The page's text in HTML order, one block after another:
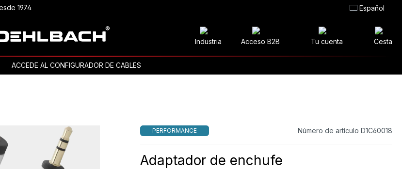
1974 Español
Industria Acceso B2B Tu cuenta Cesta
ACCEDE AL CONFIGURADOR DE CABLES
PERFORMANCE Número de artículo D1C60018
Adaptador de enchufe